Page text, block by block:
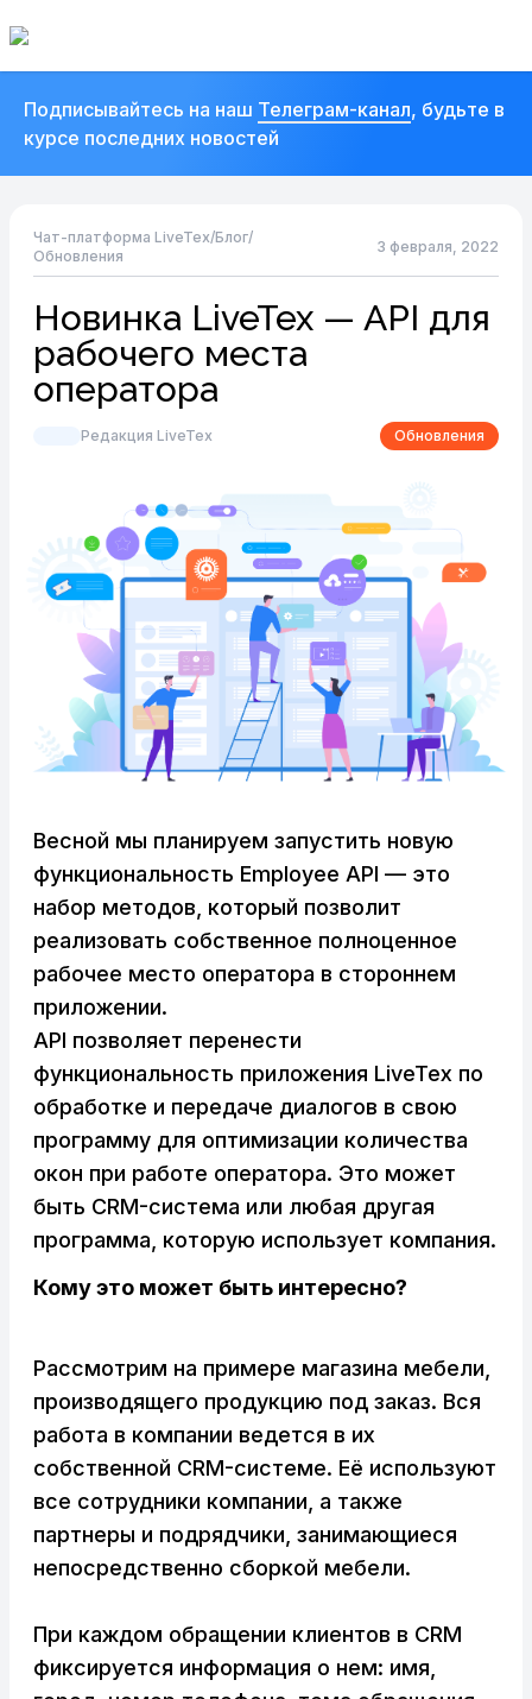
Подписывайтесь на наш Телеграм-канал, будьте в
курсе последних новостей
Чат-платформа LiveTex/Блог/
Обновления
3 февраля, 2022
Новинка LiveTex — API для
рабочего места
оператора
Редакция LiveTex Обновления
Весной мы планируем запустить новую
функциональность Employee API — это
набор методов, который позволит
реализовать собственное полноценное
рабочее место оператора в стороннем
приложении.
API позволяет перенести
функциональность приложения LiveTex по
обработке и передаче диалогов в свою
программу для оптимизации количества
окон при работе оператора. Это может
быть CRM-система или любая другая
программа, которую использует компания.
Кому это может быть интересно?
Рассмотрим на примере магазина мебели,
производящего продукцию под заказ. Вся
работа в компании ведется в их
собственной CRM-системе. Её используют
все сотрудники компании, а также
партнеры и подрядчики, занимающиеся
непосредственно сборкой мебели.
При каждом обращении клиентов в CRM
фиксируется информация о нем: имя,